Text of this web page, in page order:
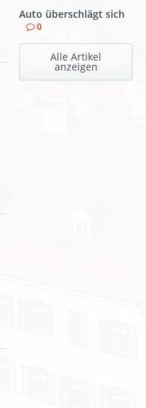
Auto überschlägt sich
0
Alle Artikel
anzeigen